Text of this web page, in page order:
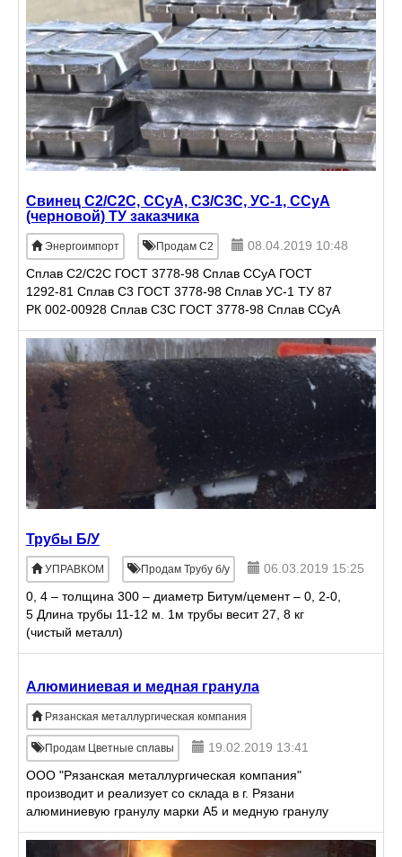
Свинец С2/С2С, ССуА, С3/С3С, УС-1, ССуА
(черновой) ТУ заказчика
Энергоимпорт Продам С2
08.04.2019 10:48
Сплав С2/С2С ГОСТ 3778-98 Сплав ССуА ГОСТ
1292-81 Сплав С3 ГОСТ 3778-98 Сплав УС-1 ТУ 87
РК 002-00928 Сплав С3С ГОСТ 3778-98 Сплав ССуА
(черновой) ТУ заказчика Сурьмянистые сплавы ТУ
заказчика
Трубы Б/У
УПРАВКОМ Продам Трубу б/у
06.03.2019 15:25
0, 4 – толщина 300 – диаметр Битум/цемент – 0, 2-0,
5 Длина трубы 11-12 м. 1м трубы весит 27, 8 кг
(чистый металл)
Алюминиевая и медная гранула
Рязанская металлургическая компания
Продам Цветные сплавы
19.02.2019 13:41
ООО "Рязанская металлургическая компания"
производит и реализует со склада в г. Рязани
алюминиевую гранулу марки А5 и медную гранулу
марки М1, различных фракций. Возможна доставка
товара до склада пок